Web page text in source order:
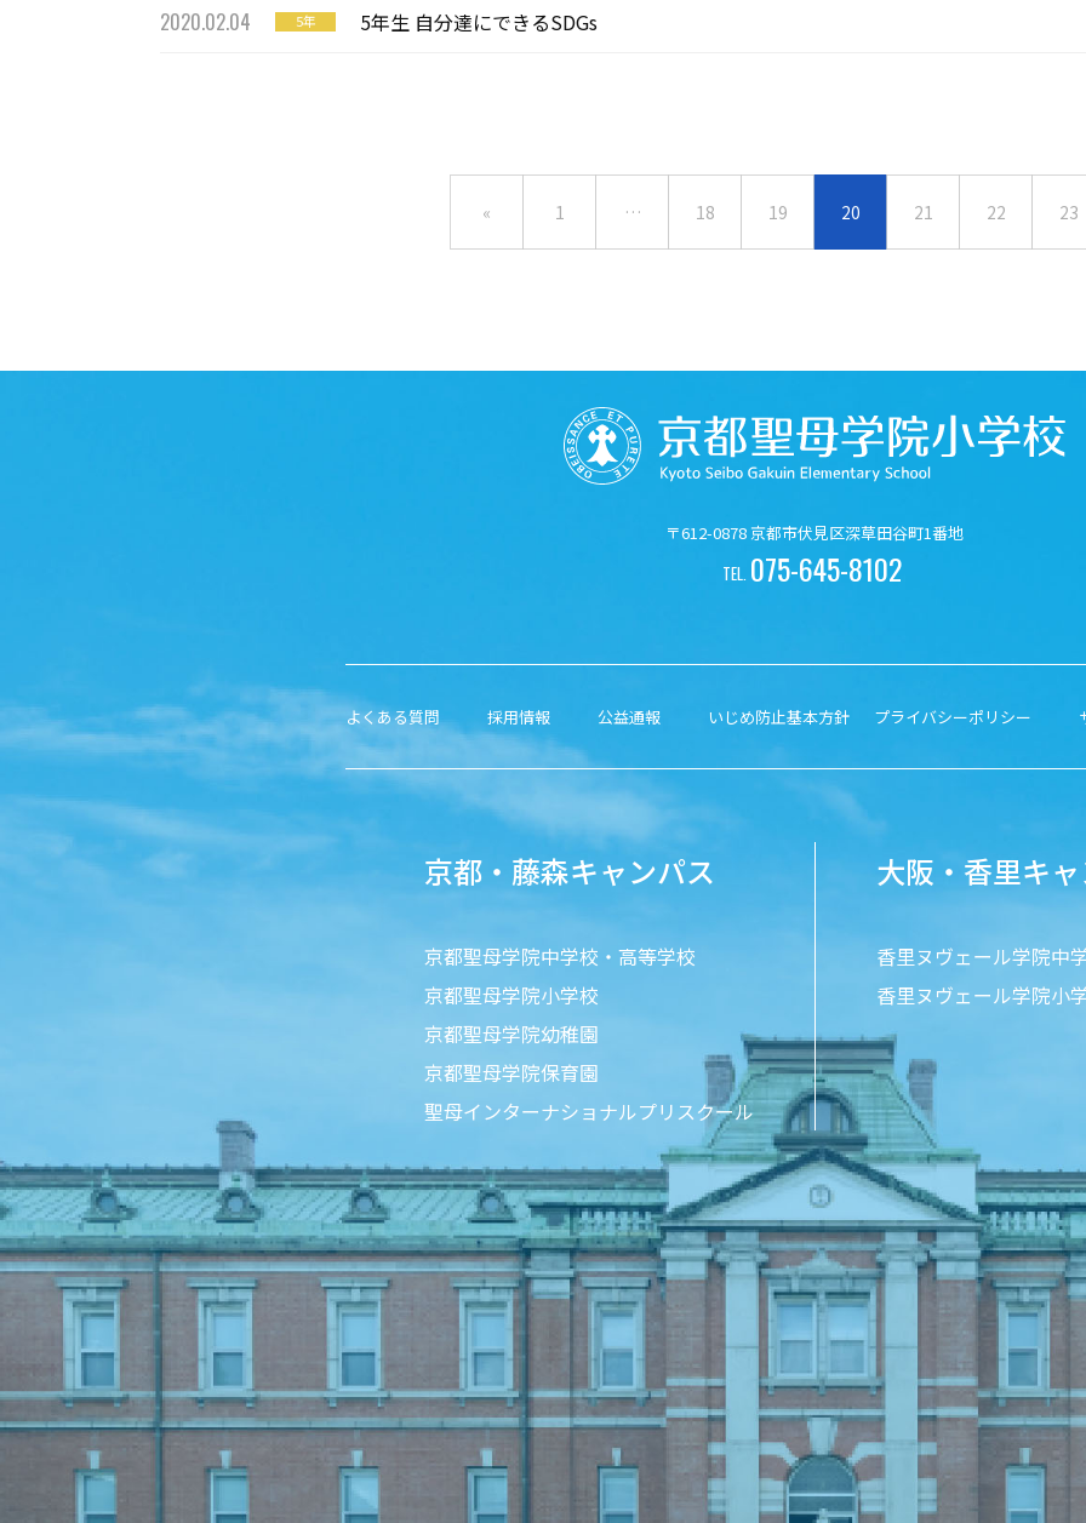
2020.02.04 5年 5年生 自分達にできるSDGs
« 1 … 18 19 20 21 22 23
〒612-0878 京都市伏見区深草田谷町1番地
TEL. 075-645-8102
よくある質問 採用情報 公益通報 いじめ防止基本方針 プライバシーポリシー
京都・藤森キャンパス
京都聖母学院中学校・高等学校
京都聖母学院小学校
京都聖母学院幼稚園
京都聖母学院保育園
聖母インターナショナルプリスクール
大阪・香里キ
香里ヌヴェール学院中
香里ヌヴェール学院小